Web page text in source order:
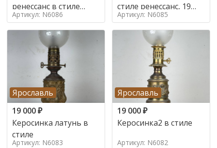
ренессанс в стиле
ренессанс,
Артикул: N6086
стиле ренессанс, 19
век
Артикул: N6085
Ярославль
19 000₽
Керосинка латунь в
стиле
Артикул: N6083
Ярославль
19 000₽
Керосинка2 в стиле
Артикул: N6082